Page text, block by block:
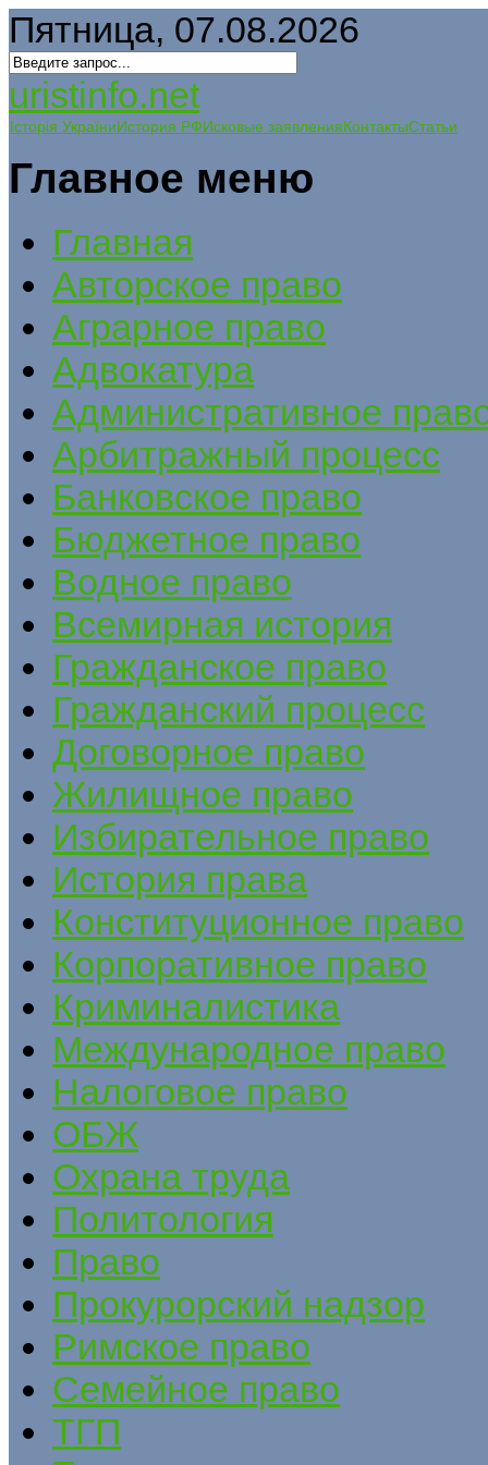
Пятница, 07.08.2026
uristinfo.net
Історія УкраїниИстория РФИсковые заявленияКонтактыСтатьи
Главное меню
Главная
Авторское право
Аграрное право
Адвокатура
Административное
Арбитражный процесс
Банковское право
Бюджетное право
Водное право
Всемирная история
Гражданское право
Гражданский процесс
Договорное право
Жилищное право
Избирательное право
История права
Конституционное право
Корпоративное право
Криминалистика
Международное право
Налоговое право
ОБЖ
Охрана труда
Политология
Право
Прокурорский надзор
Римское право
Семейное право
ТГП